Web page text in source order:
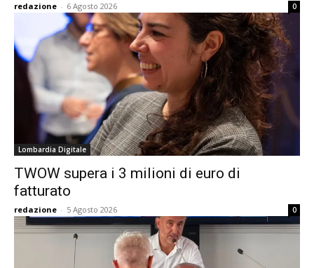
redazione - 6 Agosto 2026 0
Lombardia Digitale
TWOW supera i 3 milioni di euro di
fatturato
redazione - 5 Agosto 2026 0